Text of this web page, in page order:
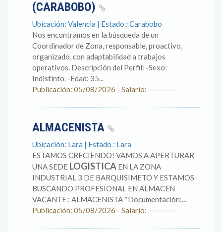
(CARABOBO)
Ubicación: Valencia | Estado : Carabobo
Nos encontramos en la búsqueda de un
Coordinador de Zona, responsable, proactivo,
organizado, con adaptabilidad a trabajos
operativos. Descripción del Perfil: -Sexo:
Indistinto. -Edad: 35...
Publicación: 05/08/2026 - Salario: ----------
ALMACENISTA
Ubicación: Lara | Estado : Lara
ESTAMOS CRECIENDO! VAMOS A APERTURAR
UNA SEDE LOGISTICA EN LA ZONA
INDUSTRIAL 3 DE BARQUISIMETO Y ESTAMOS
BUSCANDO PROFESIONAL EN ALMACEN
VACANTE : ALMACENISTA *Documentación:...
Publicación: 05/08/2026 - Salario: ----------